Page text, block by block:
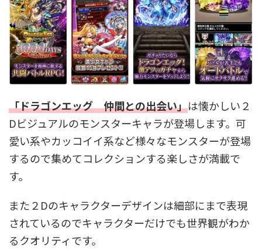
「ドラゴンエッグ 仲間との出会い」は懐かしい２
Dビジュアルのモンスターキャラが登場します。可
愛い系やカッコイイ系など様々なモンスターが登場
するので集めてコレクションする楽しさが満載で
す。
また２Dのキャラクターデザインは細部にまで表現
されているのでキャラクターだけでも世界観がわか
るクオリティです。